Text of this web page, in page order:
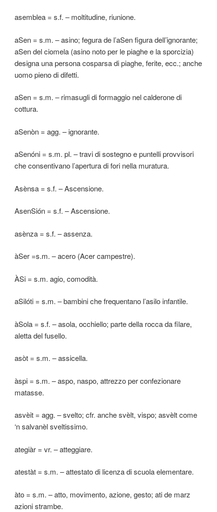
asemblea = s.f. – moltitudine, riunione.
aSen = s.m. – asino; fegura de l’aSen figura dell’ignorante;
aSen del ciomela (asino noto per le piaghe e la sporcizia)
designa una persona cosparsa di piaghe, ferite, ecc.; anche
uomo pieno di difetti.
aSen = s.m. – rimasugli di formaggio nel calderone di
cottura.
aSenòn = agg. – ignorante.
aSenóni = s.m. pl. – travi di sostegno e puntelli provvisori
che consentivano l’apertura di fori nella muratura.
Asènsa = s.f. – Ascensione.
AsenSión = s.f. – Ascensione.
asènza = s.f. – assenza.
àSer =s.m. – acero (Acer campestre).
ÀSi = s.m. agio, comodità.
aSilóti = s.m. – bambini che frequentano l’asilo infantile.
àSola = s.f. – asola, occhiello; parte della rocca da filare,
aletta del fusello.
asòt = s.m. – assicella.
àspi = s.m. – aspo, naspo, attrezzo per confezionare
matasse.
asvèit = agg. – svelto; cfr. anche svèlt, vispo; asvèlt come
‘n salvanèl sveltissimo.
ategiàr = vr. – atteggiare.
atestàt = s.m. – attestato di licenza di scuola elementare.
àto = s.m. – atto, movimento, azione, gesto; ati de marz
azioni strambe.